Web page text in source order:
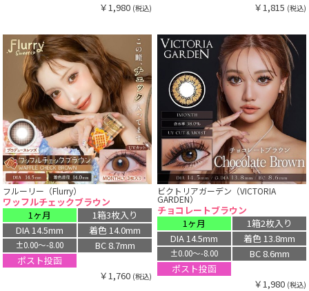
￥1,980 (税込)
￥1,815 (税込)
フルーリー（Flurry）
ワッフルチェックブラウン
1ヶ月
1箱3枚入り
DIA 14.5mm
着色 14.0mm
±0.00〜-8.00
BC 8.7mm
ポスト投函
￥1,760 (税込)
ビクトリアガーデン（VICTORIA
GARDEN）
チョコレートブラウン
1ヶ月
1箱2枚入り
DIA 14.5mm
着色 13.8mm
±0.00〜-8.00
BC 8.6mm
ポスト投函
￥1,980 (税込)